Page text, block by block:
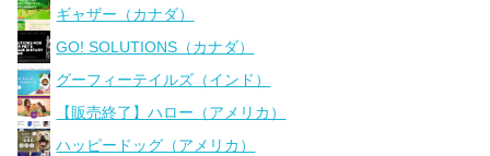
ギャザー（カナダ）
GO! SOLUTIONS（カナダ）
グーフィーテイルズ（インド）
【販売終了】ハロー（アメリカ）
ハッピードッグ（アメリカ）